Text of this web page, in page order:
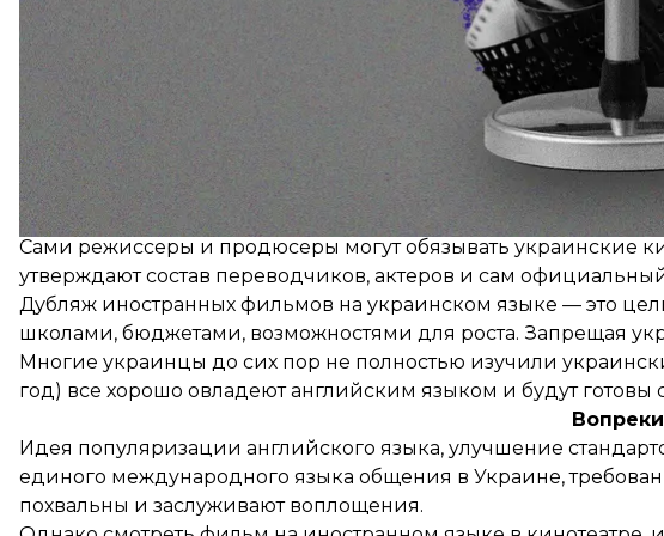
Для начала нормы этого законопроекта противоречат
языка как государственного»: количество сеансов на языке
10% от общего количества (параграф 5, ч. 6 ст. 23).
Не говоря уже о том, что дубляж англоязычных фильмов
Сами режиссеры и продюсеры могут обязывать украинские
утверждают состав переводчиков, актеров и сам
Дубляж иностранных фильмов на украинском языке — это
школами, бюджетами, возможностями для роста. Запрещая
Многие украинцы до сих пор не полностью изучили
год) все хорошо овладеют английским языком и будут
Идея популяризации английского языка, улучшение
единого международного языка общения в Украине,
похвальны и заслуживают воплощения.